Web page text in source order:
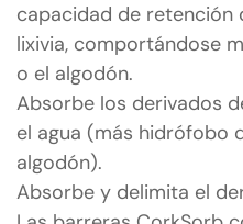
capacidad de retención
lixivia, comportándose
o el algodón.
Absorbe los derivados
el agua (más hidrófobo
algodón).
Absorbe y delimita el